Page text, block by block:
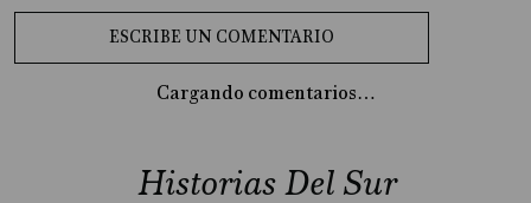
Cargando comentarios…
Historias Del Sur